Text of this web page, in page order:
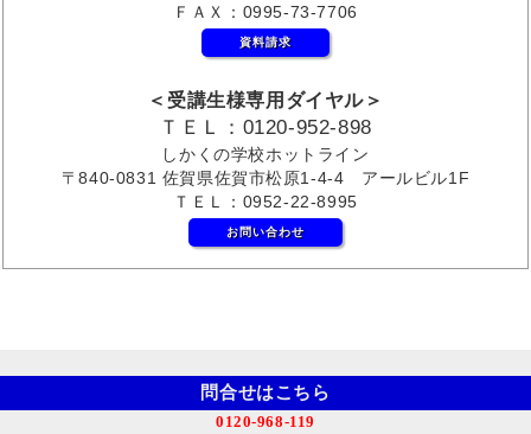
ＦＡＸ：0995-73-7706
資料請求
＜受講生様専用ダイヤル＞
ＴＥＬ：0120-952-898
しかくの学校ホットライン
〒840-0831 佐賀県佐賀市松原1-4-4 アールビル1F
ＴＥＬ：0952-22-8995
お問い合わせ
問合せはこちら
0120-968-119